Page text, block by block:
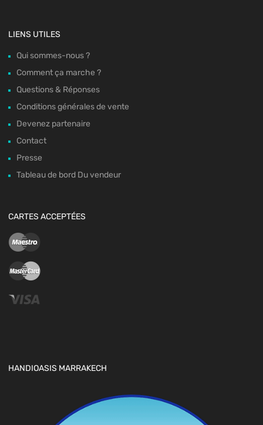
LIENS UTILES
Qui sommes-nous ?
Comment ça marche ?
Questions & Réponses
Conditions générales de vente
Devenez partenaire
Contact
Presse
Tableau de bord Du vendeur
CARTES ACCEPTÉES
HANDIOASIS MARRAKECH